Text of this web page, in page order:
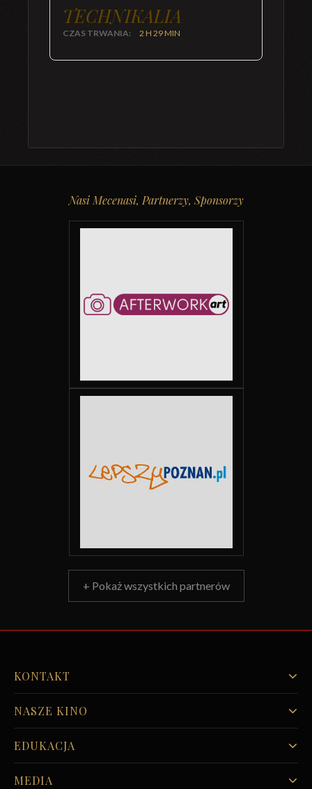
TECHNIKALIA
CZAS TRWANIA: 2 H 29 MIN
Nasi Mecenasi, Partnerzy, Sponsorzy
+ Pokaż wszystkich partnerów
KONTAKT
NASZE KINO
EDUKACJA
MEDIA